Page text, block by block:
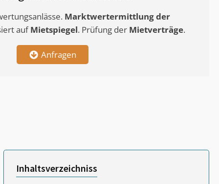
Marktwertermittlungder
aufMietspiegel. Prüfung der Mietverträge.
Anfragen
Inhaltsverzeichniss